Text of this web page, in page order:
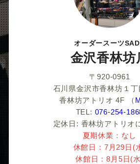
だ
オーダースーツ
金沢香林坊
〒920-0961
石川県金沢市香林坊１丁
香林坊アトリオ 4F
（
TEL: 076-254-
定休日: 香林坊アトリオ
夏期休業：なし
休館日：7月29日(
休館日：8月5日(